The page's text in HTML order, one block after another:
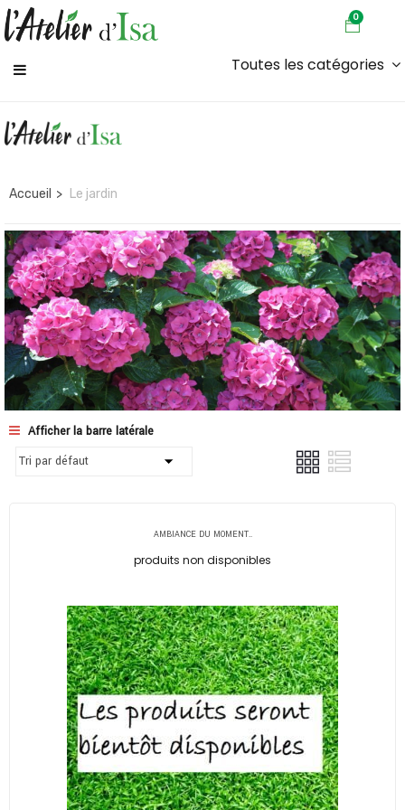
0
Toutes les catégories
Accueil Le jardin
Afficher la barre latérale
AMBIANCE DU MOMENT..
produits non disponibles